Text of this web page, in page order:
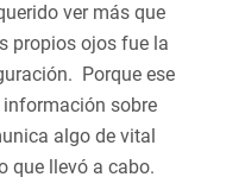
ver más que
propios ojos fue la
Porque ese
sobre
algo de vital
que llevó a cabo.